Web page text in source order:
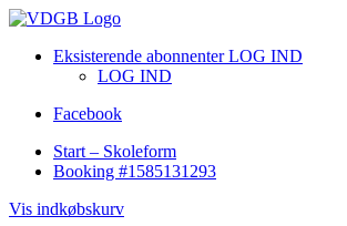
Eksisterende abonnenter LOG IND
LOG IND
Facebook
Start – Skoleform
Booking #1585131293
Vis indkøbskurv